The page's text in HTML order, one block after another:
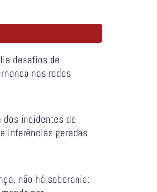
desafios de
nas redes
dos incidentes de
inferências geradas
não há soberania: